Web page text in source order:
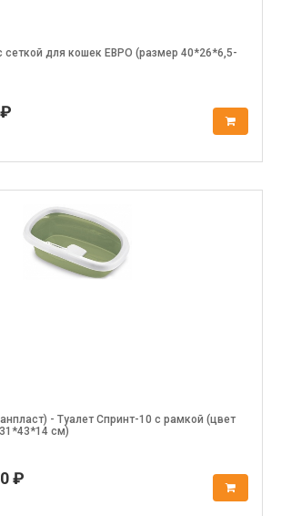
сеткой для кошек ЕВРО (размер 40*26*6,5-
- Туалет Спринт-10 с рамкой (цвет
см)
₽